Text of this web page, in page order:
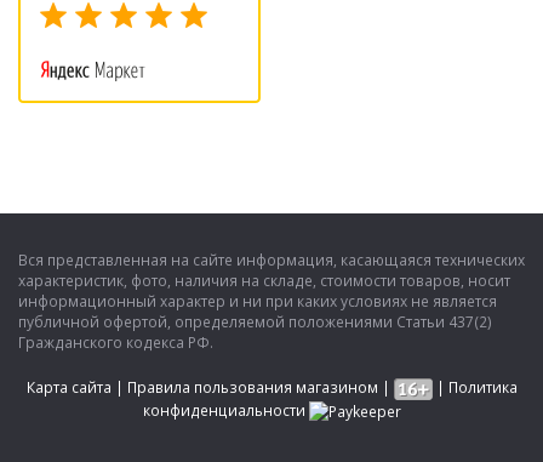
Вся представленная на сайте информация, касающаяся технических
характеристик, фото, наличия на складе, стоимости товаров, носит
информационный характер и ни при каких условиях не является
публичной офертой, определяемой положениями Статьи 437(2)
Гражданского кодекса РФ.
Карта сайта | Правила пользования магазином | | Политика
конфиденциальности